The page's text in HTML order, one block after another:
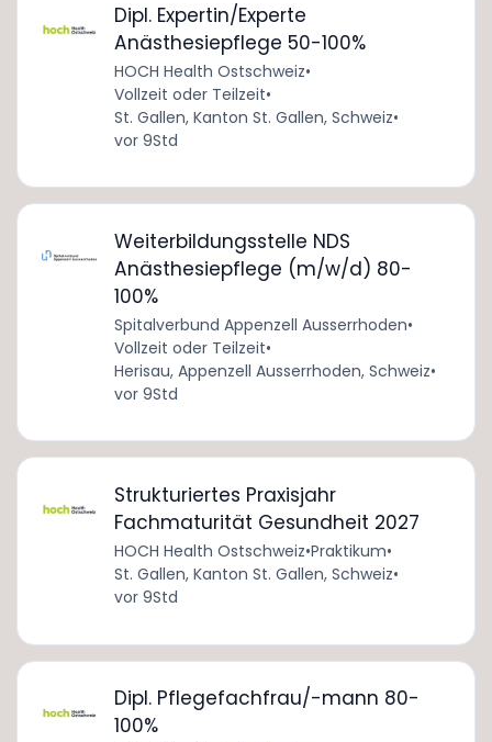
Dipl. Expertin/Experte
Anästhesiepflege 50-100%
HOCH Health Ostschweiz•
Vollzeit oder Teilzeit•
St. Gallen, Kanton St. Gallen, Schweiz•
vor 9Std
Weiterbildungsstelle NDS
Anästhesiepflege (m/w/d) 80-
100%
Spitalverbund Appenzell Ausserrhoden•
Vollzeit oder Teilzeit•
Herisau, Appenzell Ausserrhoden, Schweiz•
vor 9Std
Strukturiertes Praxisjahr
Fachmaturität Gesundheit 2027
HOCH Health Ostschweiz•Praktikum•
St. Gallen, Kanton St. Gallen, Schweiz•
vor 9Std
Dipl. Pflegefachfrau/-mann 80-
100%